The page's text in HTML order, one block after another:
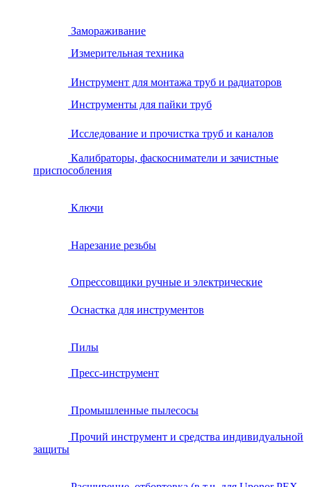
Замораживание
Измерительная техника
Инструмент для монтажа труб и радиаторов
Инструменты для пайки труб
Исследование и прочистка труб и каналов
Калибраторы, фаскосниматели и зачистные
приспособления
Ключи
Нарезание резьбы
Опрессовщики ручные и электрические
Оснастка для инструментов
Пилы
Пресс-инструмент
Промышленные пылесосы
Прочий инструмент и средства индивидуальной
защиты